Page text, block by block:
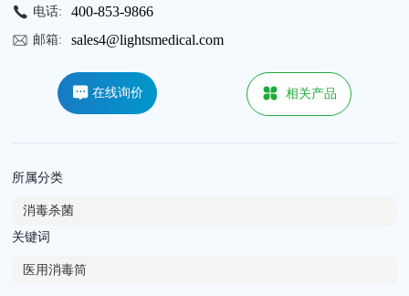
电话: 400-853-9866
邮箱: sales4@lightsmedical.com
在线询价 相关产品
所属分类
消毒杀菌
关键词
医用消毒筒